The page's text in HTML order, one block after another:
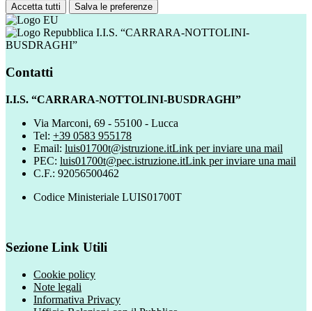
Accetta tutti Salva le preferenze
I.I.S. “CARRARA-NOTTOLINI-
BUSDRAGHI”
Contatti
I.I.S. “CARRARA-NOTTOLINI-BUSDRAGHI”
Via Marconi, 69 - 55100 - Lucca
Tel: +39 0583 955178
Email: luis01700t@istruzione.itLink per inviare una mail
PEC: luis01700t@pec.istruzione.itLink per inviare una mail
C.F.: 92056500462
Codice Ministeriale LUIS01700T
Sezione Link Utili
Cookie policy
Note legali
Informativa Privacy